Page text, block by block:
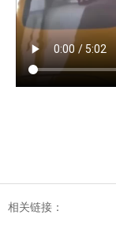
相关链接：